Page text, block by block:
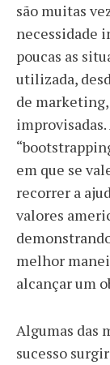
são muitas
necessidade
poucas as
utilizada,
de
em que se
recorrer a
valores
melhor
alcançar um
Algumas das
sucesso